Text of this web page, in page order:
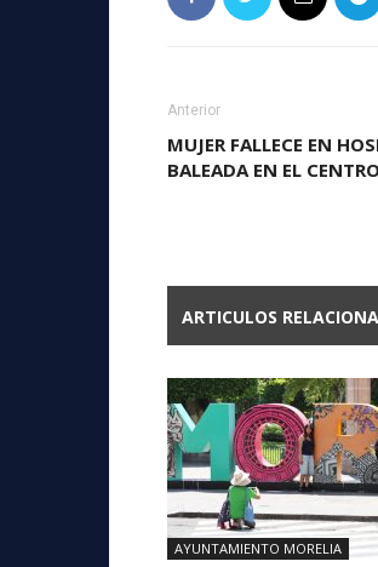
Anterior
MUJER FALLECE EN
BALEADA EN EL
ARTICULOS
AYUNTAMIENTO MORELIA